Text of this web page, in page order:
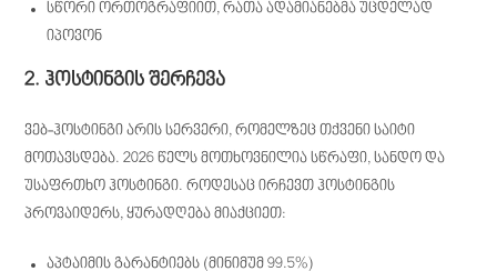
სწორი ორთოგრაფიით, რათა ადამიანებმა უცდელად
იპოვონ
2. ჰოსტინგის შერჩევა
ვებ-ჰოსტინგი არის სერვერი, რომელზეც თქვენი საიტი
მოთავსდება. 2026 წელს მოთხოვნილია სწრაფი, სანდო და
უსაფრთხო ჰოსტინგი. როდესაც ირჩევთ ჰოსტინგის
პროვაიდერს, ყურადღება მიაქციეთ:
აპტაიმის გარანტიებს (მინიმუმ 99.5%)